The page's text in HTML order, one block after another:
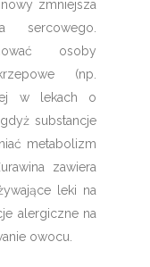
zmniejsza
sercowego.
osoby
(np.
w lekach o
substancje
metabolizm
zawiera
leki na
alergiczne na
owocu.